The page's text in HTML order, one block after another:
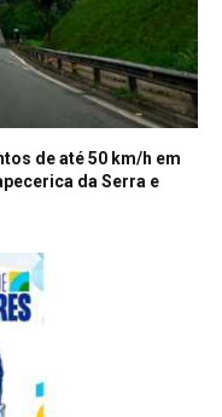
de até 50 km/h em
da Serra e